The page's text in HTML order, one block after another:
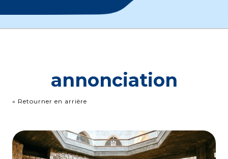
annonciation
« Retourner en arrière